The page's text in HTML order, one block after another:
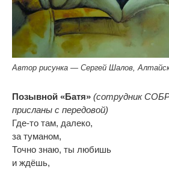
Автор рисунка — Сергей Шалов,
Позывной «Батя» (сотрудник
присланы с передовой)
Где-то там, далеко,
за туманом,
Точно знаю, ты любишь
и ждёшь,